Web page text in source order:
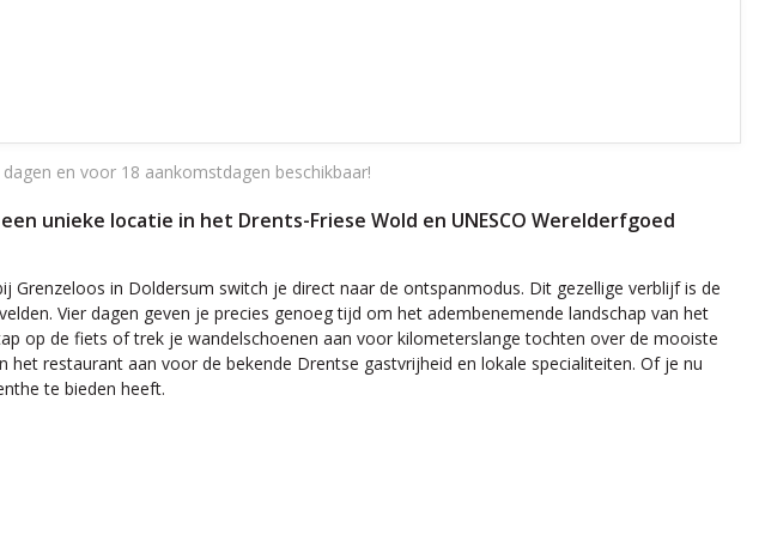
en voor 18 aankomstdagen beschikbaar!
unieke locatie in het Drents-Friese Wold en UNESCO Werelderfgoed
in Doldersum switch je direct naar de ontspanmodus. Dit gezellige verblijf is de
Vier dagen geven je precies genoeg tijd om het adembenemende landschap van het
op de fiets of trek je wandelschoenen aan voor kilometerslange tochten over de mooiste
restaurant aan voor de bekende Drentse gastvrijheid en lokale specialiteiten. Of je nu
te bieden heeft.